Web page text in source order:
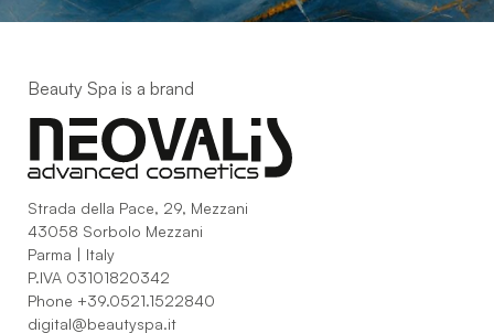
Beauty Spa is a brand
Strada della Pace, 29, Mezzani
43058 Sorbolo Mezzani
Parma | Italy
P.IVA 03101820342
Phone +39.0521.1522840
digital@beautyspa.it